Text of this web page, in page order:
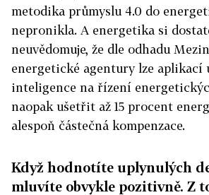
metodika průmyslu 4.0 do
nepronikla. A energetika si
neuvědomuje, že dle odhadu
energetické agentury lze aplikací
inteligence na řízení
naopak ušetřit až 15 procent
alespoň částečná kompenzace.
Když hodnotíte uplynulých
mluvíte obvykle pozitivně. Z